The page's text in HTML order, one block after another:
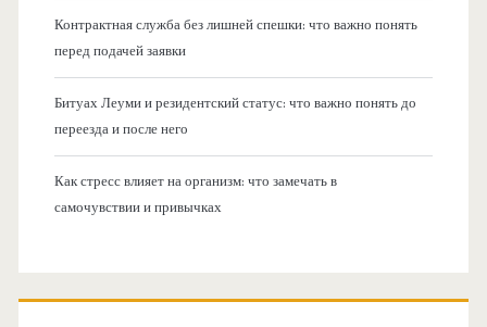
Контрактная служба без лишней спешки: что важно понять
перед подачей заявки
Битуах Леуми и резидентский статус: что важно понять до
переезда и после него
Как стресс влияет на организм: что замечать в
самочувствии и привычках